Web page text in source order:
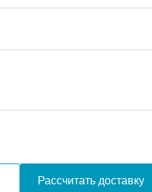
Рассчитать доставку